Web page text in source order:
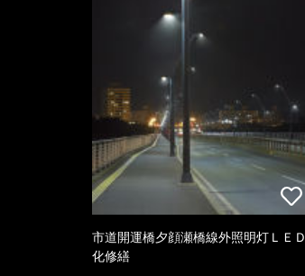
市道開運橋夕顔瀬橋線外照明灯ＬＥＤ
化修繕